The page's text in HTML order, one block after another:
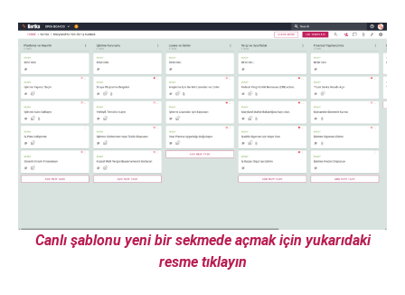
Canlı şablonu yeni bir sekmede açmak için yukarıdaki
resme tıklayın